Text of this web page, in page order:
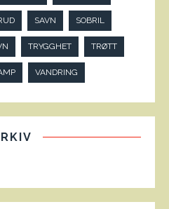
SAVN SOBRIL
TRYGGHET TRØTT
VANDRING